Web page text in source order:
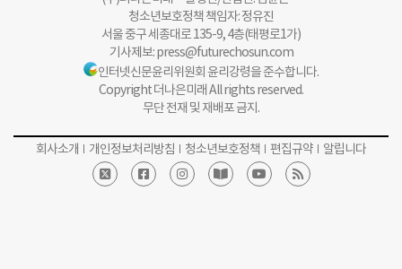
청소년보호정책 책임자: 정유진
서울 중구 세종대로 135-9, 4층(태평로1가)
기사제보:press@futurechosun.com
인터넷신문윤리위원회 윤리강령을 준수합니다.
Copyright 더나은미래 All rights reserved.
무단 전재 및 재배포 금지.
회사소개 개인정보처리방침 청소년보호정책 편집규약 알립니다